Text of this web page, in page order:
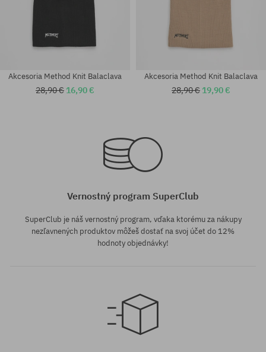
Akcesoria Method Knit Balaclava
28,90 € 16,90 €
Akcesoria Method Knit Balaclava
28,90 € 19,90 €
Vernostný program SuperClub
SuperClub je náš vernostný program, vďaka ktorému za nákupy
nezľavnených produktov môžeš dostať na svoj účet do 12%
hodnoty objednávky!